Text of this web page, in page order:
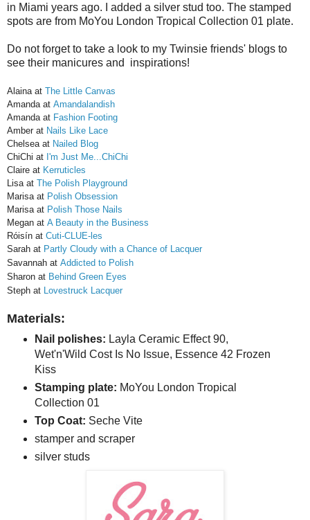
in Miami years ago. I added a silver stud too. The stamped
spots are from MoYou London Tropical Collection 01 plate.
Do not forget to take a look to my Twinsie friends' blogs to
see their manicures and inspirations!
Alaina at The Little Canvas
Amanda at Amandalandish
Amanda at Fashion Footing
Amber at Nails Like Lace
Chelsea at Nailed Blog
ChiChi at I'm Just Me...ChiChi
Claire at Kerruticles
​Lisa at The Polish Playground
Marisa at Polish Obsession
Marisa at Polish Those Nails
Megan at A Beauty in the Business
Róisín at Cuti-CLUE-les
Sarah at Partly Cloudy with a Chance of Lacquer
Savannah at Addicted to Polish
Sharon at Behind Green Eyes
Steph at Lovestruck Lacquer
Materials:
Nail polishes: Layla Ceramic Effect 90,
Wet'n'Wild Cost Is No Issue, Essence 42 Frozen
Kiss
Stamping plate: MoYou London Tropical
Collection 01
Top Coat: Seche Vite
stamper and scraper
silver studs